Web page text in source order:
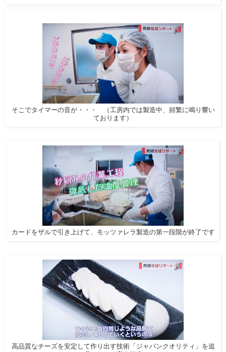
そこでタイマーの音が・・・ （工房内では製造中、頻繁に鳴り響い
ております）
カードをザルで引き上げて、モッツァレラ製造の第一段階が終了です
高品質なチーズを安定して作り出す技術「ジャパンクオリティ」を追